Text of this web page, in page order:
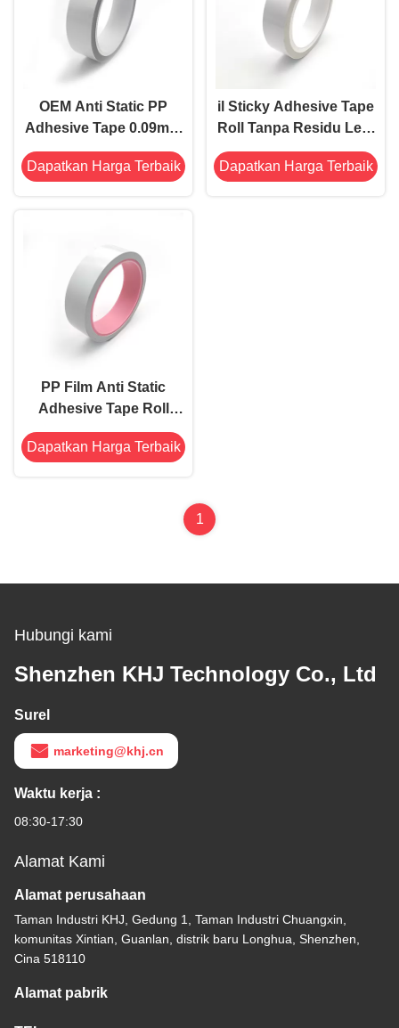
OEM Anti Static PP
Adhesive Tape 0.09mm
akrilik Silikon Gratis
Dapatkan Harga Terbaik
il Sticky Adhesive Tape
Roll Tanpa Residu Lem
Untuk Membersihkan
Debu
Dapatkan Harga Terbaik
PP Film Anti Static
Adhesive Tape Roll
0,085mm Debit
elektrostatik rendah
Dapatkan Harga Terbaik
1
Hubungi kami
Shenzhen KHJ Technology Co., Ltd
Surel
marketing@khj.cn
Waktu kerja :
08:30-17:30
Alamat Kami
Alamat perusahaan
Taman Industri KHJ, Gedung 1, Taman Industri Chuangxin,
komunitas Xintian, Guanlan, distrik baru Longhua, Shenzhen,
Cina 518110
Alamat pabrik